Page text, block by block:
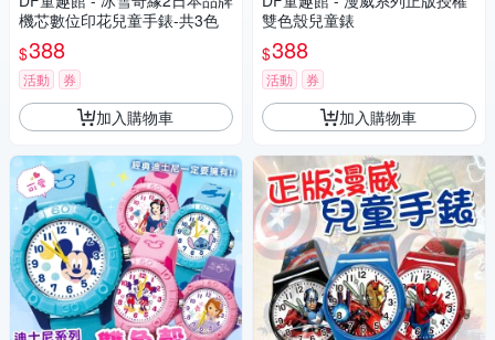
機芯數位印花兒童手錶-共3色
$388
活動 券
加入購物車
雙色殼兒童錶
$388
活動 券
加入購物車